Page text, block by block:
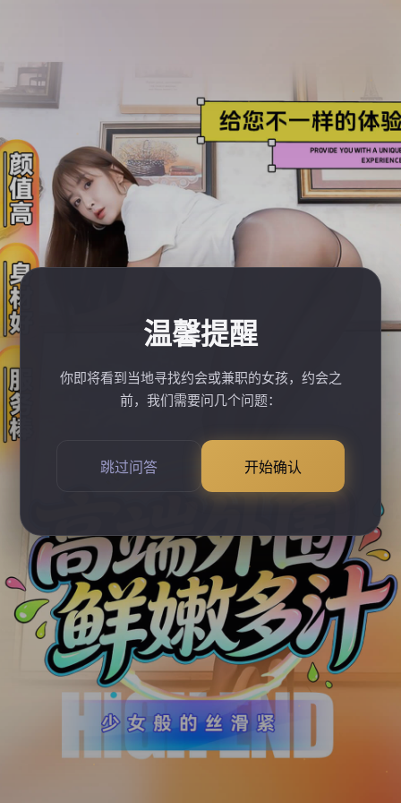
温馨提醒
你即将看到当地寻找约会或兼职的女孩，约会之
前，我们需要问几个问题：
跳过问答 开始确认